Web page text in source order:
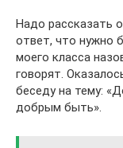
Надо рассказать
ответ, что нужно
моего класса
говорят.
беседу на тему:
добрым быть».